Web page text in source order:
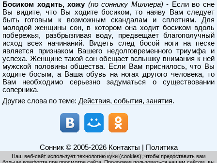
Босиком ходить, хожу (по соннику Миллера) - Если во сне
Вы видите, что Вы ходите босиком, то наяву Вам следует
быть готовым к возможным скандалам и сплетням. Для
молодой женщины сон, в котором она ходит босиком вдоль
побережья, разбрызгивая воду, предвещает благополучный
исход всех начинаний. Видеть след босой ноги на песке
является признаком Вашего недолговременного триумфа и
успеха. Женщине такой сон обещает вспышку внимания к ней
мужской половины общества. Если Вам приснилось, что Вы
ходите босым, а Ваша обувь на ногах другого человека, то
Вам необходимо серьезно задуматься о существовании
соперника.
Другие слова по теме: Действия, события, занятия.
Сонник© 2005-2026 Контакты
Политика
конфиденциальности|Использование cookies
Наш веб-сайт использует технологию куки (cookies), чтобы предоставить вам